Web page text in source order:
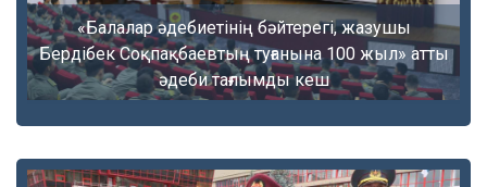
«Балалар әдебиетінің бәйтерегі, жазушы
Бердібек Соқпақбаевтың туғанына 100 жыл» атты
әдеби тағлымды кеш